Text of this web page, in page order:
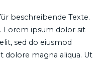
beschreibende Texte.
. Lorem ipsum dolor sit
sed do eiusmod
magna aliqua. Ut